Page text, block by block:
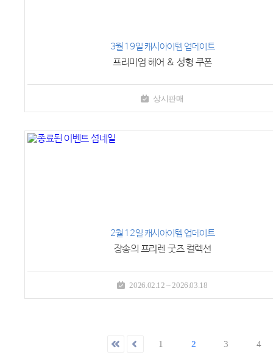
3월 19일 캐시아이템 업데이트
프리미엄 헤어 & 성형 쿠폰
상시판매
2월 12일 캐시아이템 업데이트
장송의 프리렌 굿즈 컬렉션
2026.02.12 ~ 2026.03.18
1 2 3 4